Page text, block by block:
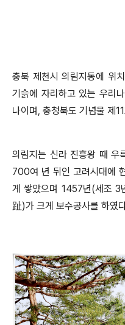
충북 제천시 의림지동에 위
기슭에 자리하고 있는 우리
나이며, 충청북도 기념물 제 11
의림지는 신라 진흥왕 때 우
700여 년 뒤인 고려시대에
게 쌓았으며 1457년(세조 3
趾)가 크게 보수공사를 하였